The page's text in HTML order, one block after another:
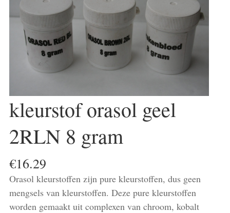
kleurstof orasol geel
2RLN 8 gram
€16.29
Orasol kleurstoffen zijn pure kleurstoffen, dus geen
mengsels van kleurstoffen. Deze pure kleurstoffen
worden gemaakt uit complexen van chroom, kobalt